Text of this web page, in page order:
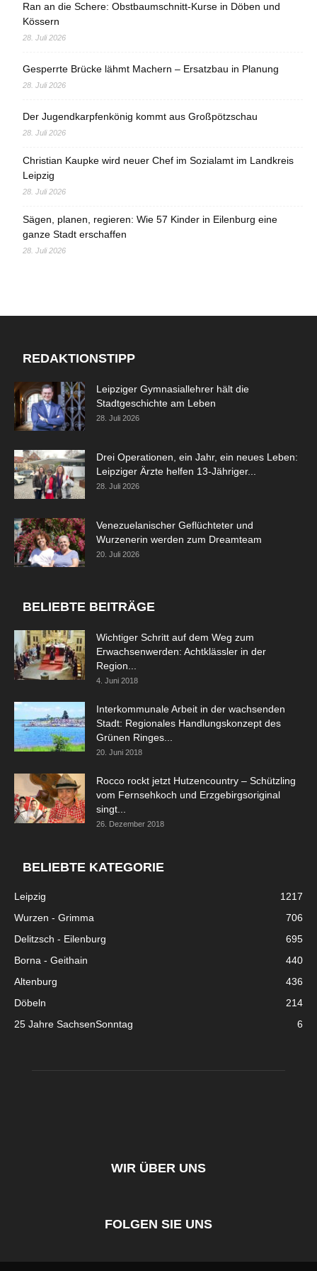
Ran an die Schere: Obstbaumschnitt-Kurse in Döben und
Kössern
28. Juli 2026
Gesperrte Brücke lähmt Machern – Ersatzbau in Planung
28. Juli 2026
Der Jugendkarpfenkönig kommt aus Großpötzschau
28. Juli 2026
Christian Kaupke wird neuer Chef im Sozialamt im Landkreis
Leipzig
28. Juli 2026
Sägen, planen, regieren: Wie 57 Kinder in Eilenburg eine
ganze Stadt erschaffen
28. Juli 2026
REDAKTIONSTIPP
Leipziger Gymnasiallehrer hält die
Stadtgeschichte am Leben
28. Juli 2026
Drei Operationen, ein Jahr, ein neues Leben:
Leipziger Ärzte helfen 13-Jähriger...
28. Juli 2026
Venezuelanischer Geflüchteter und
Wurzenerin werden zum Dreamteam
20. Juli 2026
BELIEBTE BEITRÄGE
Wichtiger Schritt auf dem Weg zum
Erwachsenwerden: Achtklässler in der
Region...
4. Juni 2018
Interkommunale Arbeit in der wachsenden
Stadt: Regionales Handlungskonzept des
Grünen Ringes...
20. Juni 2018
Rocco rockt jetzt Hutzencountry – Schützling
vom Fernsehkoch und Erzgebirgsoriginal
singt...
26. Dezember 2018
BELIEBTE KATEGORIE
Leipzig
1217
Wurzen - Grimma
706
Delitzsch - Eilenburg
695
Borna - Geithain
440
Altenburg
436
Döbeln
214
25 Jahre SachsenSonntag
6
WIR ÜBER UNS
FOLGEN SIE UNS